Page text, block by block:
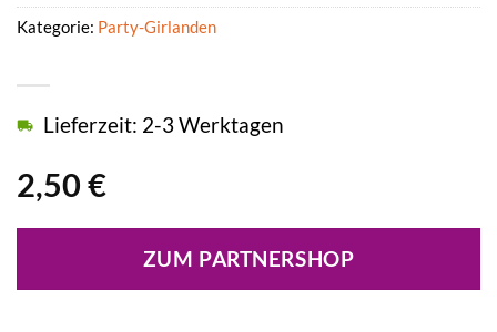
2,50 €
Lieferzeit: 2-3 Werktagen
ZUM PARTNERSHOP
Kategorie: Party-Girlanden